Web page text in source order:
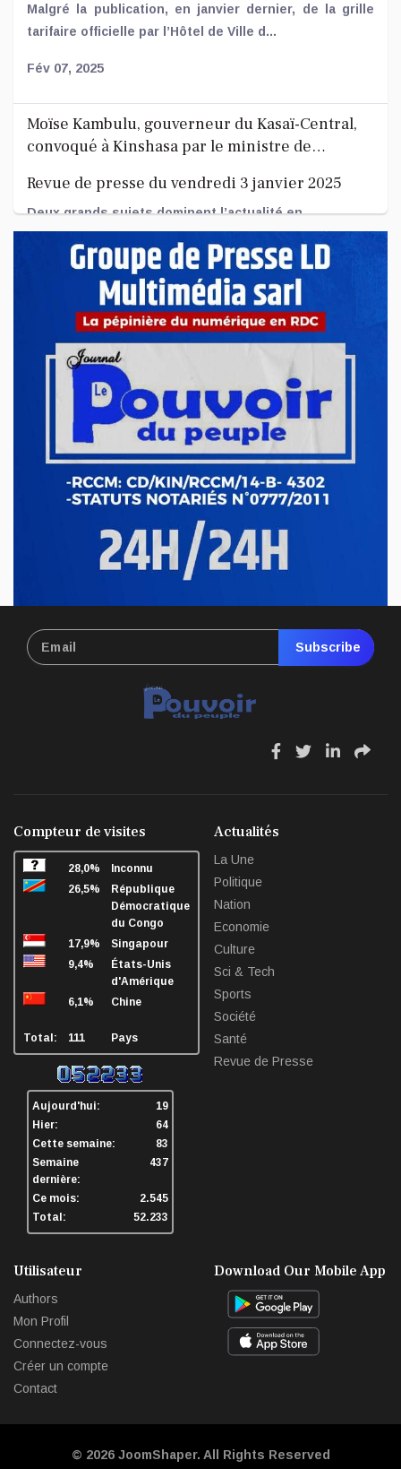
Malgré la publication, en janvier dernier, de la grille
tarifaire officielle par l’Hôtel de Ville d...
Fév 07, 2025
Moïse Kambulu, gouverneur du Kasaï-Central,
convoqué à Kinshasa par le ministre de
Revue de presse du vendredi 3 janvier 2025
Deux grands sujets dominent l’actualité en
République démocratique du Cong...
Jan 03, 2025
Affrontements intenses entre l’armée et le M23
ce vendredi près de Bweremana, dans le
territoire de Masisi.
Depuis l’aube de ce vendredi 3 janvier, des combats
intenses opposent les rebelles du M23 aux Forces
armées de la République dé...
Jan 03, 2025
Subscribe
fa
fa
fa
fa
Compteur de visites
28,0%
Inconnu
26,5%
République
Démocratique
du Congo
17,9%
Singapour
9,4%
États-Unis
d'Amérique
6,1%
Chine
Total: 111 Pays
Aujourd'hui:
19
Hier:
64
Cette semaine:
83
Semaine
dernière:
437
Ce mois:
2.545
Total:
52.233
Actualités
La Une
Politique
Nation
Economie
Culture
Sci & Tech
Sports
Société
Santé
Revue de Presse
Utilisateur
Authors
Mon Profil
Connectez-vous
Créer un compte
Contact
Download Our Mobile App
© 2026 JoomShaper. All Rights Reserved